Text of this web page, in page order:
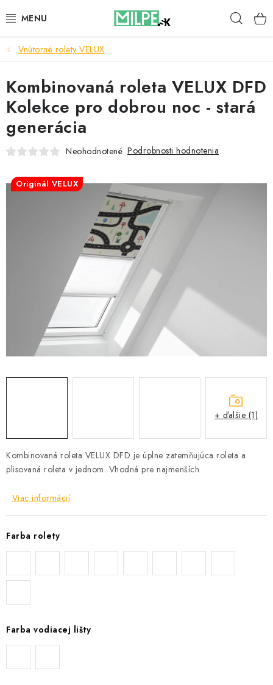
na
STREŠNÉ OKNÁ
PODKROVNÉ SCHODY
DOM A ZÁHRADA
STAVBA
BLOG
Reklamace a vrácení zboží
Zásady používania súborov cookie
Podmínky ochrany osobních údajů
Obchodní podmínky
Mapa webu Milpe.sk
Vnútorné rolety VELUX
Kombinovaná roleta VELUX DFD je úplne zatemňujúca roleta a
plisovaná roleta v jednom. Vhodná pre najmenších.
Viac informácií
Farba rolety
Farba vodiacej lišty
Kombinovaná roleta VELUX DFD
Kolekce pro dobrou noc - stará
generácia
Neohodnotené Podrobnosti hodnotenia
Originál VELUX
+ ďalšie (1)